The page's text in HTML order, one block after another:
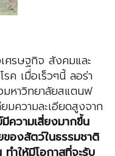
ศรษฐกิจ สังคมและ
ค เมื่อเร็วๆนี้ ลอร่า
มหาวิทยาลัยสแตนฟ
มความละเอียดสูงจาก
ความเสี่ยงมากขึ้น
องสัตว์ในธรรมชาติ
ำให้มีโอกาสที่จะรับ